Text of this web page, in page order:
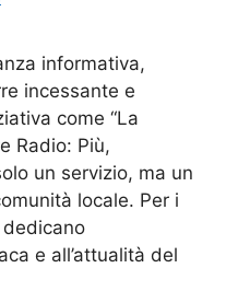
informativa,
incessante e
come “La
Radio: Più,
un servizio, ma un
locale. Per i
e all’attualità del